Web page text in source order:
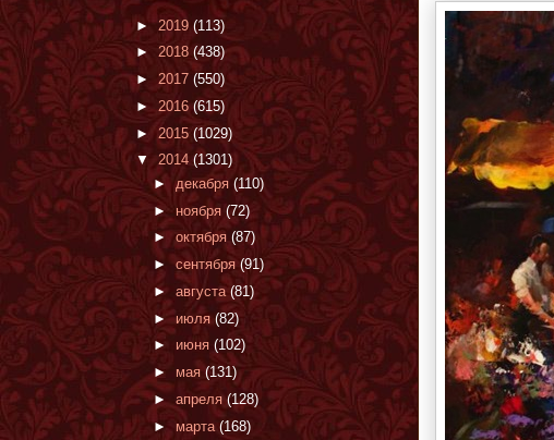
►2019 (113)
► 2018 (438)
► 2017 (550)
► 2016(615)
► 2015 (1029)
▼ 2014 (1301)
►декабря (110)
► ноября (72)
► октября (87)
►сентября(91)
► августа (81)
►июля(82)
► июня (102)
► мая (131)
► апреля(128)
► марта (168)